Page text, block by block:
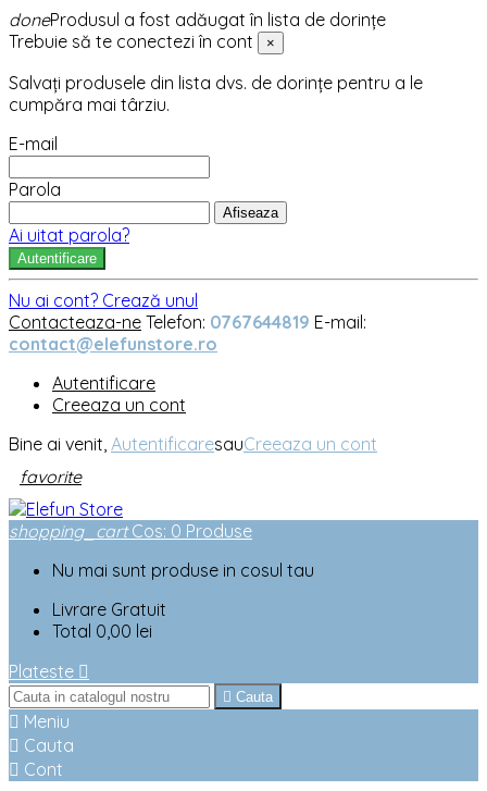
doneProdusul a fost adăugat în lista de dorințe
Trebuie să te conectezi în cont
×
Salvați produsele din lista dvs. de dorințe pentru a le
cumpăra mai târziu.
E-mail
Parola
Afiseaza
Ai uitat parola?
Autentificare
Nu ai cont? Crează unul
Contacteaza-ne Telefon: 0767644819 E-mail:
contact@elefunstore.ro
Autentificare
Creeaza un cont
Bine ai venit, AutentificaresauCreeaza un cont
favorite
shopping_cart Cos: 0 Produse
Nu mai sunt produse in cosul tau
Livrare Gratuit
Total 0,00 lei
Plateste 
 Cauta
 Meniu
 Cauta
 Cont